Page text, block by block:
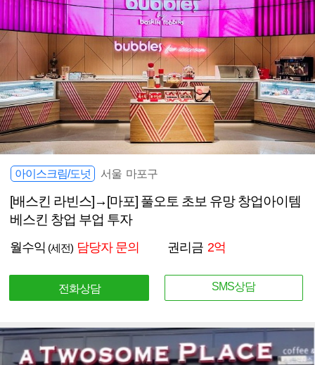
아이스크림/도넛 서울 마포구
[배스킨 라빈스]→[마포] 풀오토 초보 유망 창업아이템
베스킨 창업 부업 투자
월수익 (세전) 담당자 문의 권리금 2억
전화상담 SMS상담